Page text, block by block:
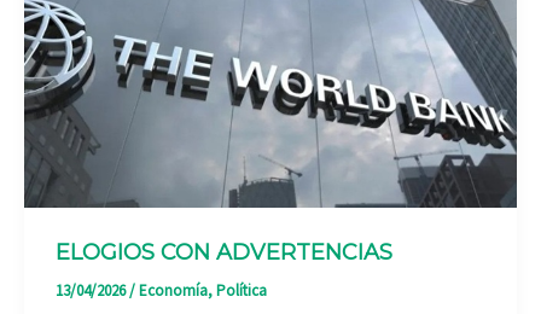
ELOGIOS CON ADVERTENCIAS
13/04/2026/Economía,Política